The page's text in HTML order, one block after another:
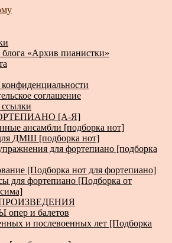
книги, музыка, статьи…
блога «Архив пианистки»
соглашение
[А-Я]
ансамбли [подборка нот]
ДМШ [подборка нот]
для фортепиано [подборка
[Подборка нот для фортепиано]
для фортепиано [Подборка от
и балетов
и послевоенных лет [Подборка